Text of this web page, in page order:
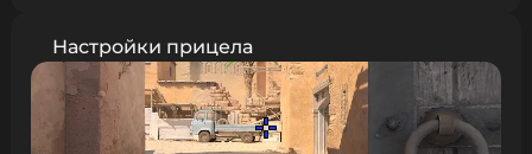
Настройки прицела